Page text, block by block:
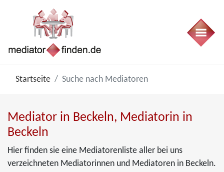
Startseite Suche nach Mediatoren
Mediator in Beckeln, Mediatorin in
Beckeln
Hier finden sie eine Mediatorenliste aller bei uns
verzeichneten Mediatorinnen und Mediatoren in Beckeln.